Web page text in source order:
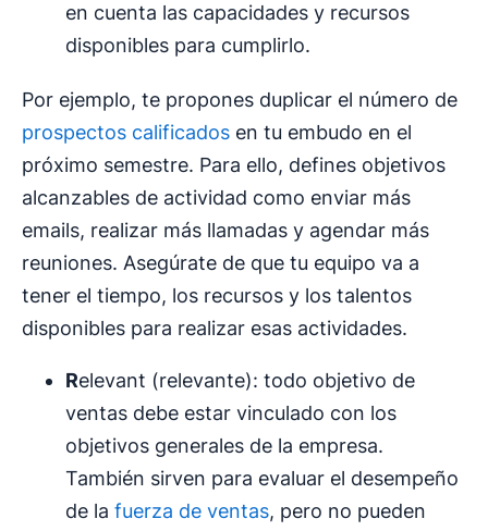
en cuenta las capacidades y recursos
disponibles para cumplirlo.
Por ejemplo, te propones duplicar el número de
prospectos calificados en tu embudo en el
próximo semestre. Para ello, defines objetivos
alcanzables de actividad como enviar más
emails, realizar más llamadas y agendar más
reuniones. Asegúrate de que tu equipo va a
tener el tiempo, los recursos y los talentos
disponibles para realizar esas actividades.
Relevant (relevante): todo objetivo de
ventas debe estar vinculado con los
objetivos generales de la empresa.
También sirven para evaluar el desempeño
de la fuerza de ventas, pero no pueden